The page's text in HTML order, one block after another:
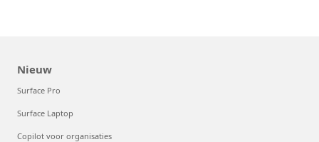
Nieuw
Surface Pro
Surface Laptop
Copilot voor organisaties